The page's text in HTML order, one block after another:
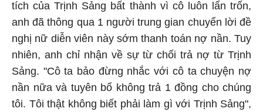
tích của Trịnh Sảng bất thành vì cô luôn lẩn trốn,
anh đã thông qua 1 người trung gian chuyển lời đề
nghị nữ diễn viên này sớm thanh toán nợ nần. Tuy
nhiên, anh chỉ nhận về sự từ chối trả nợ từ Trịnh
Sảng. "Cô ta bảo đừng nhắc với cô ta chuyện nợ
nần nữa và tuyên bố không trả 1 đồng cho chúng
tôi. Tôi thật không biết phải làm gì với Trịnh Sảng",